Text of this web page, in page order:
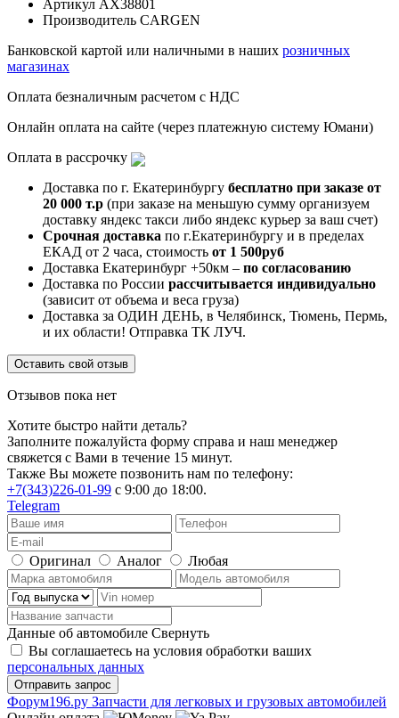
Артикул AX38801
Производитель CARGEN
Банковской картой или наличными в наших розничных
магазинах
Оплата безналичным расчетом с НДС
Онлайн оплата на сайте (через платежную систему Юмани)
Оплата в рассрочку
Доставка по г. Екатеринбургу бесплатно при заказе от
20 000 т.р (при заказе на меньшую сумму организуем
доставку яндекс такси либо яндекс курьер за ваш счет)
Срочная доставка по г.Екатеринбургу и в пределах
ЕКАД от 2 часа, стоимость от 1 500руб
Доставка Екатеринбург +50км – по согласованию
Доставка по России рассчитывается индивидуально
(зависит от объема и веса груза)
Доставка за ОДИН ДЕНЬ, в Челябинск, Тюмень, Пермь,
и их области! Отправка ТК ЛУЧ.
Оставить свой отзыв
Отзывов пока нет
Хотите быстро найти деталь?
Заполните пожалуйста форму справа и наш менеджер
свяжется с Вами в течение 15 минут.
Также Вы можете позвонить нам по телефону:
+7(343)226-01-99 с 9:00 до 18:00.
Telegram
Оригинал Аналог Любая
Данные об автомобиле Свернуть
Вы соглашаетесь на условия обработки ваших
персональных данных
Фoрум196.ру Запчасти для легковых и грузовых автомобилей